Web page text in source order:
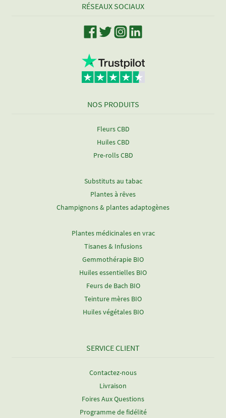
RÉSEAUX SOCIAUX
NOS PRODUITS
Fleurs CBD
Huiles CBD
Pre-rolls CBD
Substituts au tabac
Plantes à rêves
Champignons & plantes adaptogènes
Plantes médicinales en vrac
Tisanes & Infusions
Gemmothérapie BIO
Huiles essentielles BIO
Feurs de Bach BIO
Teinture mères BIO
Huiles végétales BIO
SERVICE CLIENT
Contactez-nous
Livraison
Foires Aux Questions
Programme de fidélité